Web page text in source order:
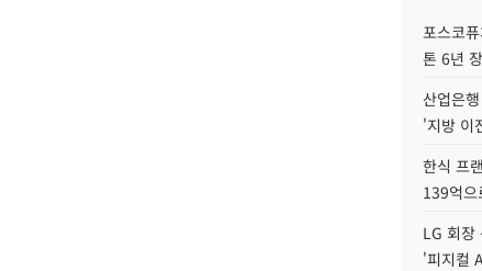
포스코
톤 6년
산업은
'지방 이
한식 프
139억
LG 회장
'피지컬